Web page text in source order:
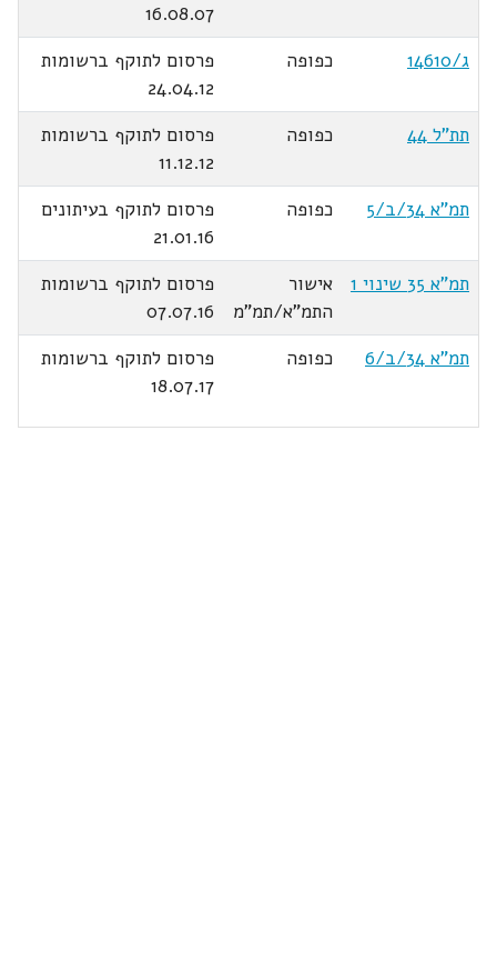
16.08.07
ג/14610
כפופה
פרסום לתוקף ברשומות
24.04.12
תת"ל 44
כפופה
פרסום לתוקף ברשומות
11.12.12
תמ"א 34/ב/5
כפופה
פרסום לתוקף בעיתונים
21.01.16
תמ"א 35 שינוי 1
אישור
התמ"א/תמ"מ
פרסום לתוקף ברשומות
07.07.16
תמ"א 34/ב/6
כפופה
פרסום לתוקף ברשומות
18.07.17